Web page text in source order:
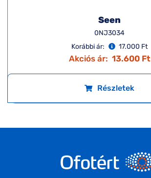
Seen
0NJ3034
Korábbi ár:
17.000 Ft
Akciós ár: 13.600 Ft
Részletek